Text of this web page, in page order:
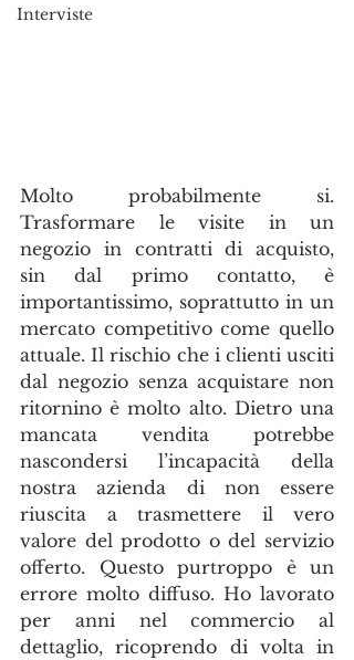
Interviste
Molto probabilmente si.
Trasformare le visite in un
negozio in contratti di acquisto,
sin dal primo contatto, è
importantissimo, soprattutto in un
mercato competitivo come quello
attuale. Il rischio che i clienti usciti
dal negozio senza acquistare non
ritornino è molto alto. Dietro una
mancata vendita potrebbe
nascondersi l’incapacità della
nostra azienda di non essere
riuscita a trasmettere il vero
valore del prodotto o del servizio
offerto. Questo purtroppo è un
errore molto diffuso. Ho lavorato
per anni nel commercio al
dettaglio, ricoprendo di volta in